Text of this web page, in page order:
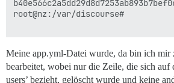
root@nz:/var/discourse#
Meine app.yml-Datei wurde, da bin ich mir
bearbeitet, wobei nur die Zeile, die sich auf
users’ bezieht, gelöscht wurde und keine